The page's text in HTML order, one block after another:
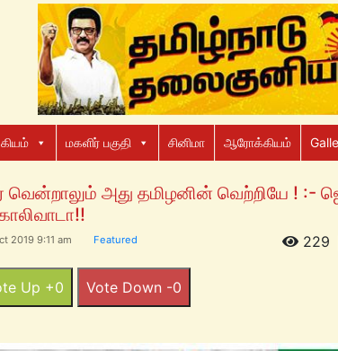
மகளிர் பகுதி சினிமா ஆரோக்கியம்
வென்றாலும் அது தமிழனின் வெற்றியே !
2019 9:11 am Featured 229
Up +0 Vote Down -0